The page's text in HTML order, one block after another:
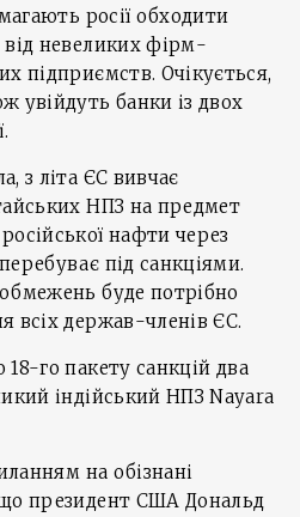
росії обходити
невеликих фірм-
підприємств. Очікується,
увійдуть банки із двох
з літа ЄС вивчає
НПЗ на предмет
нафти через
під санкціями.
буде потрібно
всіх держав-членів ЄС.
го пакету санкцій два
індійський НПЗ Nayara
на обізнані
президент США Дональд